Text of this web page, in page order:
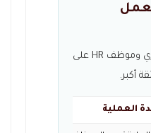
فهم نظام العمل يساعد الإداري وموظف HR على
أكبر.
العملية